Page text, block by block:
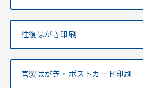
往復はがき印刷
官製はがき・ポストカード印刷